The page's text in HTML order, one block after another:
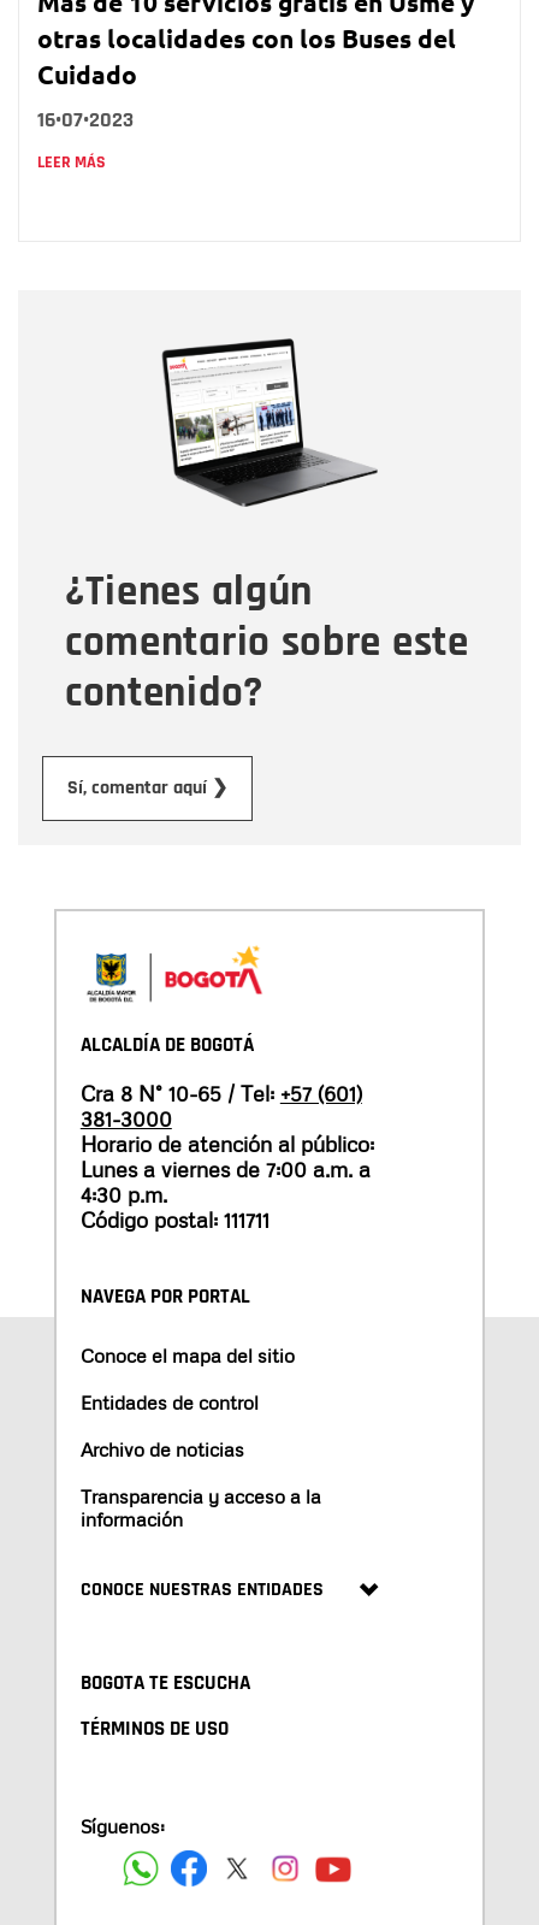
otras localidades con los Buses del
Cuidado
16•07•2023
LEER MÁS
¿Tienes algún
comentario sobre este
contenido?
Sí, comentar aquí ❯
Correo electrónico
Tipo de comentario
Mensaje
ALCALDÍA DE BOGOTÁ
Cra 8 N° 10-65 / Tel: +57 (601)
381-3000
Horario de atención al público:
Lunes a viernes de 7:00 a.m. a
4:30 p.m.
Código postal: 111711
NAVEGA POR PORTAL
Conoce el mapa del sitio
Entidades de control
Archivo de noticias
Transparencia y acceso a la
información
CONOCE NUESTRAS ENTIDADES
BOGOTA TE ESCUCHA
TÉRMINOS DE USO
Síguenos: